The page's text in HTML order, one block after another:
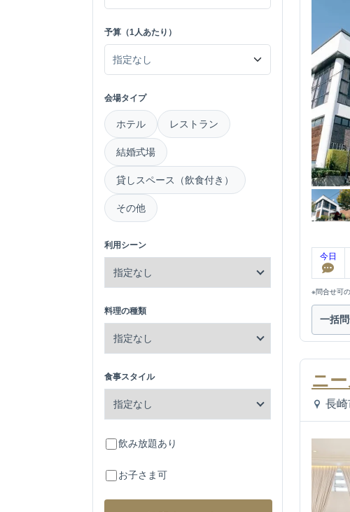
予算（1人あたり）
会場タイプ
ホテル レストラン
結婚式場
貸しスペース（飲食付き）
その他
利用シーン
料理の種類
食事スタイル
飲み放題あり
お子さま可
今日
※問合せ可
一括
ニ
長崎